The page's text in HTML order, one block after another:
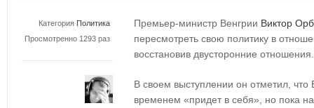
Категория Политика
Просмотренно 1293 раз
Премьер-министр Венгрии Виктор
пересмотреть свою политику в
восстановив двусторонние
В своем выступлении он отметил,
временем «придет в себя», но пока